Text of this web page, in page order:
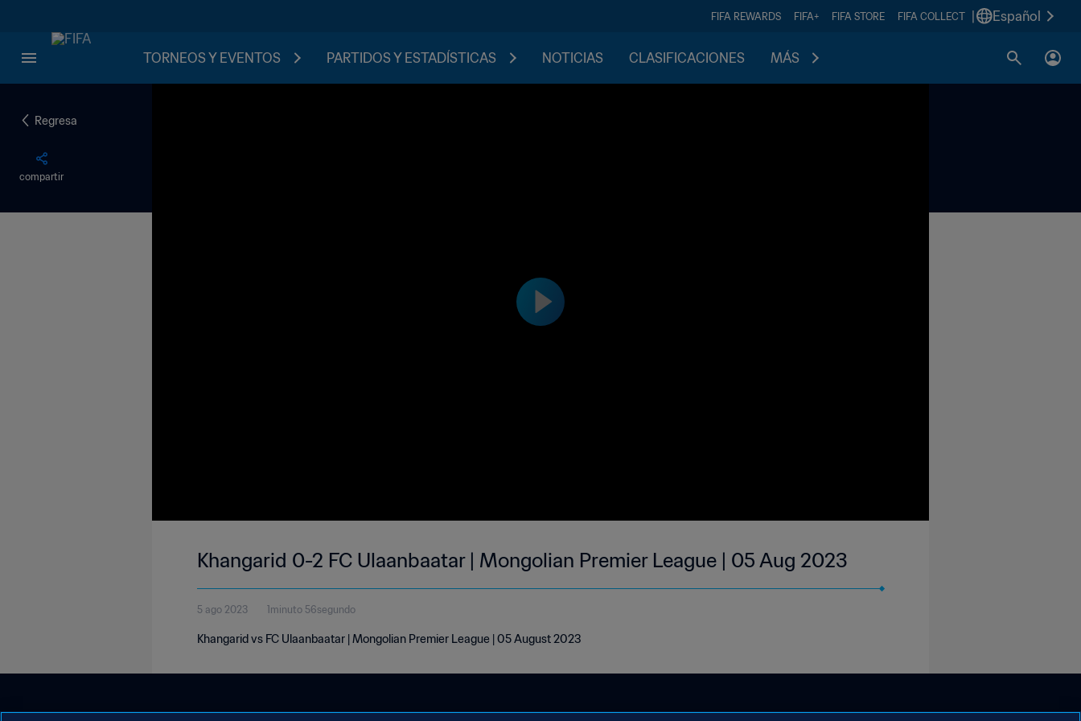
FIFA REWARDS FIFA+ FIFA STORE FIFA COLLECT Español
TORNEOS Y EVENTOS PARTIDOS Y ESTADÍSTICAS NOTICIAS CLASIFICACIONES MÁS
Regresa
compartir
Khangarid 0-2 FC Ulaanbaatar | Mongolian Premier League | 05 Aug 2023
5 ago 2023 1minuto 56segundo
Khangarid vs FC Ulaanbaatar | Mongolian Premier League | 05 August 2023